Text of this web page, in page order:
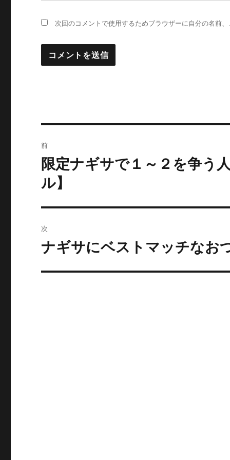
次回のコメントで使用するためブラウザーに自分の名前
稿
ナ
ゲ
ー
前
過
去
の
投
限定ナギサで１～２を争う
ル】
次
次
の
投
ナギサにベストマッチなお